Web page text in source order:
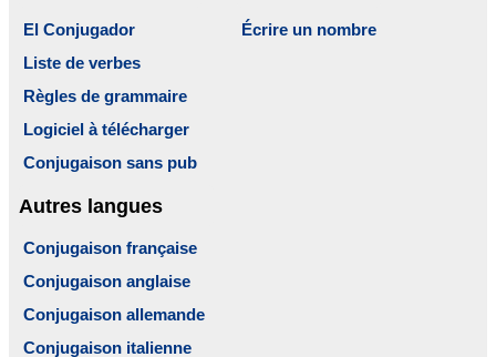
El Conjugador
Liste de verbes
Règles de grammaire
Logiciel à télécharger
Conjugaison sans pub
Écrire un nombre
Autres langues
Conjugaison française
Conjugaison anglaise
Conjugaison allemande
Conjugaison italienne